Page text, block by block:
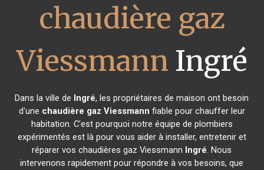
chaudière gaz
Viessmann Ingré
Dans la ville de Ingré, les propriétaires de maison ont besoin
d'une chaudière gaz Viessmann fiable pour chauffer leur
habitation. C'est pourquoi notre équipe de plombiers
expérimentés est là pour vous aider à installer, entretenir et
réparer vos chaudières gaz Viessmann Ingré. Nous
intervenons rapidement pour répondre à vos besoins, que